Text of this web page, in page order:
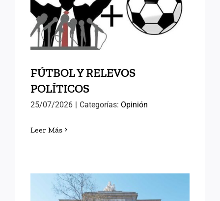
FÚTBOL Y RELEVOS
POLÍTICOS
FÚTBOL Y RELEVOS
POLÍTICOS
25/07/2026 | Categorías: Opinión
Leer Más